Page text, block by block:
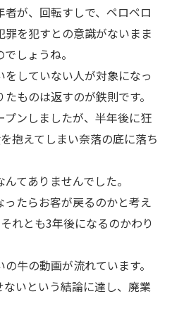
が、回転すしで、ペロペロ
を犯すとの意識がないまま
しょうね。
していない人が対象になっ
ものは返すのが鉄則です。
ンしましたが、半年後に狂
抱えてしまい奈落の底に落ち
てありませんでした。
たらお客が戻るのかと考え
れとも3年後になるのかわり
牛の動画が流れています。
いという結論に達し、廃業